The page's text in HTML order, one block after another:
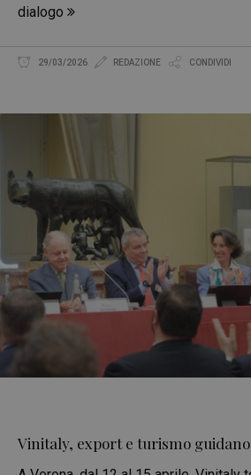
dialogo
29/03/2026 REDAZIONE CONDIVIDI
Vinitaly, export e turismo guidano